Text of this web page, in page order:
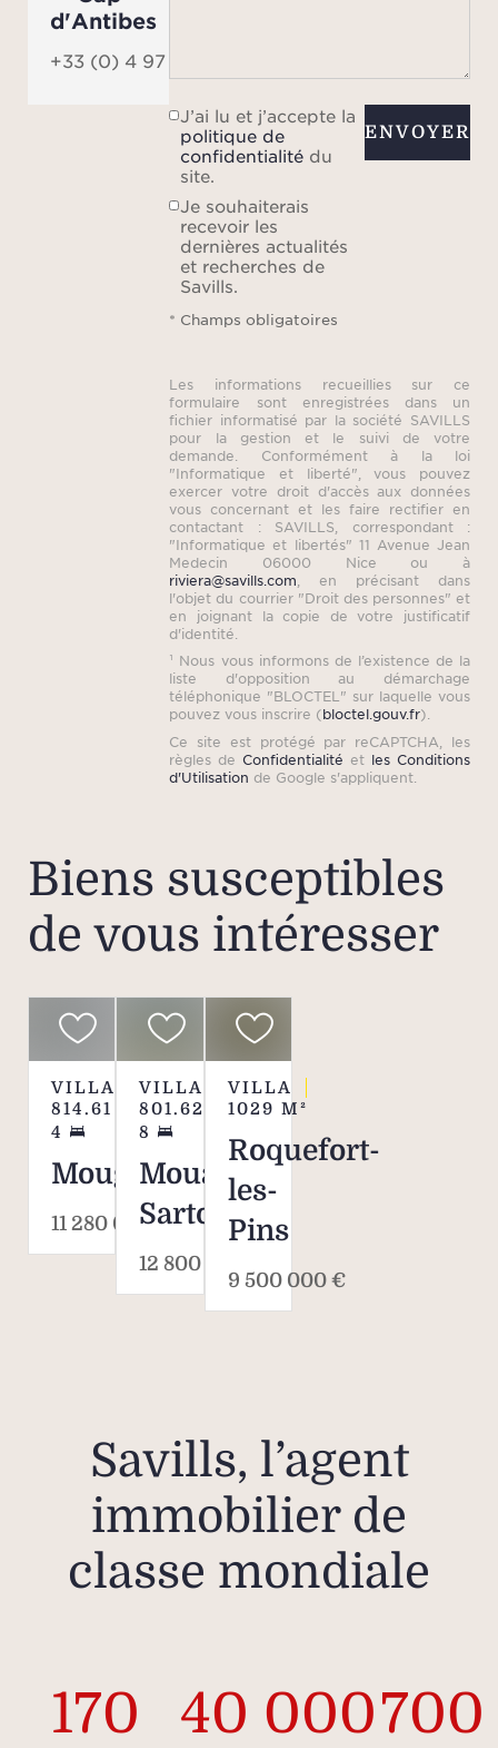
d'Antibes
+33 (0) 4 97 06 06 90
J’ai lu et j’accepte la
politique de
confidentialité du
site.
Je souhaiterais
recevoir les
dernières actualités
et recherches de
Savills.
* Champs obligatoires
ENVOYER
Les informations recueillies sur ce
formulaire sont enregistrées dans un
fichier informatisé par la société SAVILLS
pour la gestion et le suivi de votre
demande. Conformément à la loi
"Informatique et liberté", vous pouvez
exercer votre droit d'accès aux données
vous concernant et les faire rectifier en
contactant : SAVILLS, correspondant :
"Informatique et libertés" 11 Avenue Jean
Medecin 06000 Nice ou à
riviera@savills.com , en précisant dans
l'objet du courrier "Droit des personnes" et
en joignant la copie de votre justificatif
d'identité.
¹ Nous vous informons de l’existence de la
liste d'opposition au démarchage
téléphonique "BLOCTEL" sur laquelle vous
pouvez vous inscrire (bloctel.gouv.fr).
Ce site est protégé par reCAPTCHA, les
règles deConfidentialité et les Conditions
d'Utilisation de Google s'appliquent.
Biens susceptibles
de vous intéresser
VILLA
814.61
M²
4
Mougins
11 280 000 €
VILLA
801.62
M²
8
Mouans-
Sartoux
12 800 000 €
VILLA
1029 M²
Roquefort-
les-
Pins
9 500 000 €
Savills, l’agent
immobilier de
classe mondiale
170 40 000700